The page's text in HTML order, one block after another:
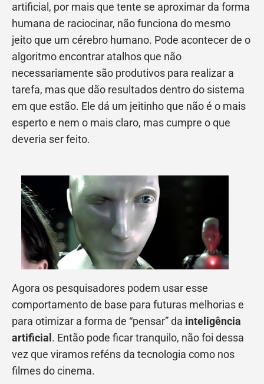
artificial, por mais que tente se aproximar da forma
humana de raciocinar, não funciona do mesmo
jeito que um cérebro humano. Pode acontecer de o
algoritmo encontrar atalhos que não
necessariamente são produtivos para realizar a
tarefa, mas que dão resultados dentro do sistema
em que estão. Ele dá um jeitinho que não é o mais
esperto e nem o mais claro, mas cumpre o que
deveria ser feito.
Agora os pesquisadores podem usar esse
comportamento de base para futuras melhorias e
para otimizar a forma de “pensar” da inteligência
artificial . Então pode ficar tranquilo, não foi dessa
vez que viramos reféns da tecnologia como nos
filmes do cinema.